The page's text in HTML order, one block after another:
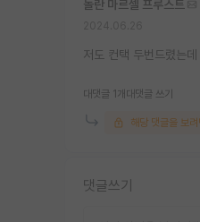
놀란 마르셀 프루스트
저도 컨택 두번드렸는데
대댓글 1개 대댓글 쓰기
해당 댓글을 보
댓글쓰기